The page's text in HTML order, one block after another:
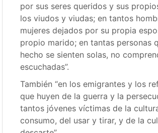
por sus seres queridos y sus
los viudos y viudas; en tantos
mujeres dejados por su propia
propio marido; en tantas personas
hecho se sienten solas, no
escuchadas”.
También “en los emigrantes y los
que huyen de la guerra y la
tantos jóvenes víctimas de la
consumo, del usar y tirar, y de la